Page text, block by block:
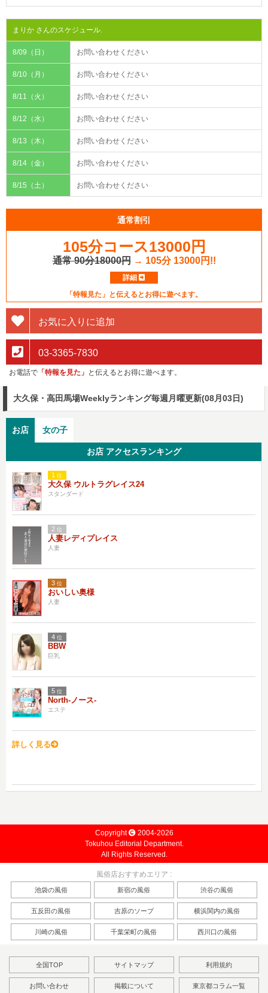
まりか さんのスケジュール.
8/09（日） お問い合わせください
8/10（月） お問い合わせください
8/11（火） お問い合わせください
8/12（水） お問い合わせください
8/13（木） お問い合わせください
8/14（金） お問い合わせください
8/15（土） お問い合わせください
通常割引
105分コース13000円
通常 90分18000円 → 105分 13000円!!
詳細
「特報見た」と伝えるとお得に遊べます。
お気に入りに追加
03-3365-7830
お電話で 「特報を見た」 と伝えるとお得に遊べます。
大久保・高田馬場Weeklyランキング毎週月曜更新(08月03日)
お店 女の子
お店 アクセスランキング
1 位
大久保 ウルトラグレイス24
スタンダード
2 位
人妻レディプレイス
人妻
3 位
おいしい奥様
人妻
4 位
BBW
巨乳
5 位
North-ノース-
エステ
詳しく見る
Copyright
2004-2026
Tokuhou Editorial Department.
All Rights Reserved.
風俗店おすすめエリア :
池袋の風俗 新宿の風俗 渋谷の風俗
五反田の風俗 吉原のソープ 横浜関内の風俗
川崎の風俗 千葉栄町の風俗 西川口の風俗
全国TOP サイトマップ 利用規約
お問い合わせ 掲載について 東京都コラム一覧